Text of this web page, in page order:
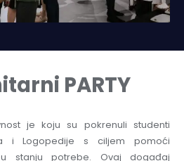
PARTY
je koju su pokrenuli studenti
i Logopedije s ciljem pomoći
stanju potrebe. Ovaj događaj